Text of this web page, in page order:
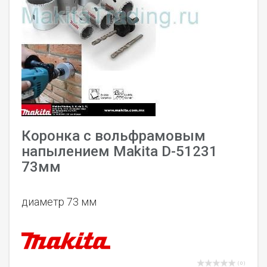
Коронка с вольфрамовым
напылением Makita D-51231
73мм
диаметр 73 мм
( 0 )